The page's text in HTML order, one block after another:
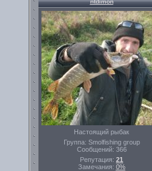
ntdimon
Настоящий рыбак
Группа: Smolfishing group
Сообщений: 366
Репутация: 21
Замечания: 0%